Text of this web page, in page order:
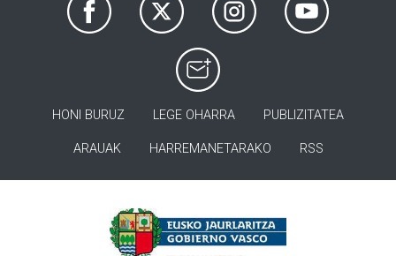
HONI BURUZ LEGE OHARRA PUBLIZITATEA
ARAUAK HARREMANETARAKO RSS